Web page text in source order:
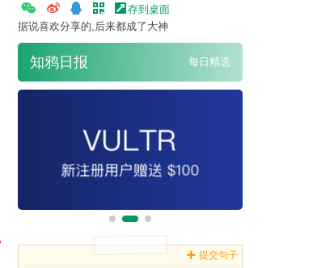
存到桌面
据说喜欢分享的,后来都成了大神
知鸦日报 每日精选
提交句子